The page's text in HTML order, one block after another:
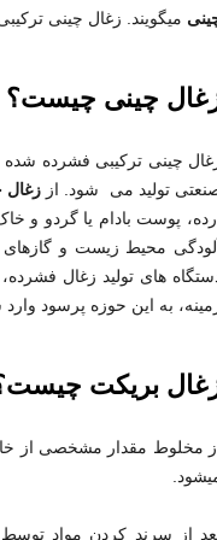
میگویند. زغال چینی
چینی چیست؟
چینی ترکیبی فشرده
تولید می شود. از زغال
پوست بادام یا گردو و
محیط زیست و
های تولید زغال
به این حوزه پرسود وارد
بریکت چیست؟
مخلوط مقدار مشخصی از
از سرند کردن مواد